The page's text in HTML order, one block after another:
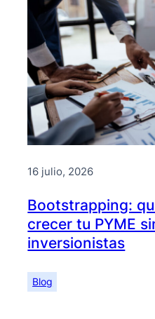
16 julio, 2026
Bootstrapping:
crecer tu PYME
inversionistas
Blog